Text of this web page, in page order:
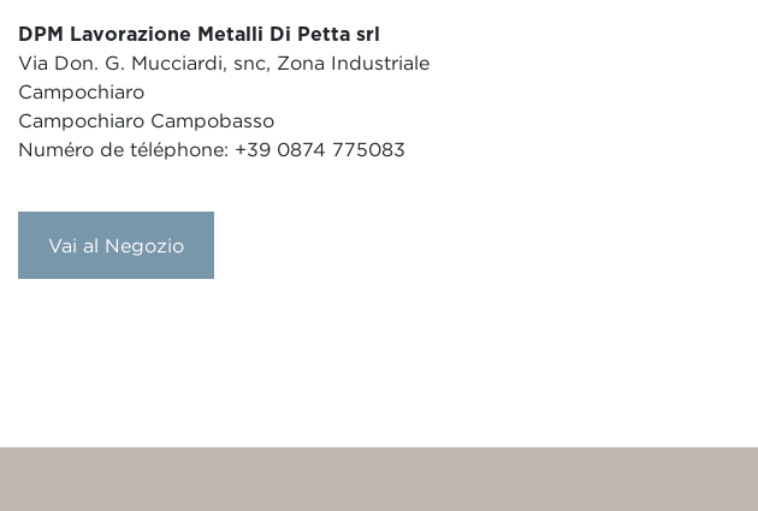
DPM Lavorazione Metalli Di Petta srl
Via Don. G. Mucciardi, snc, Zona Industriale
Campochiaro
Campochiaro Campobasso
Numéro de téléphone: +39 0874 775083
Vai al Negozio